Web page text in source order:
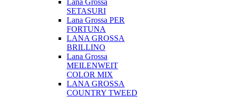
Lana Grossa
SETASURI
Lana Grossa PER
FORTUNA
LANA GROSSA
BRILLINO
Lana Grossa
MEILENWEIT
COLOR MIX
LANA GROSSA
COUNTRY TWEED